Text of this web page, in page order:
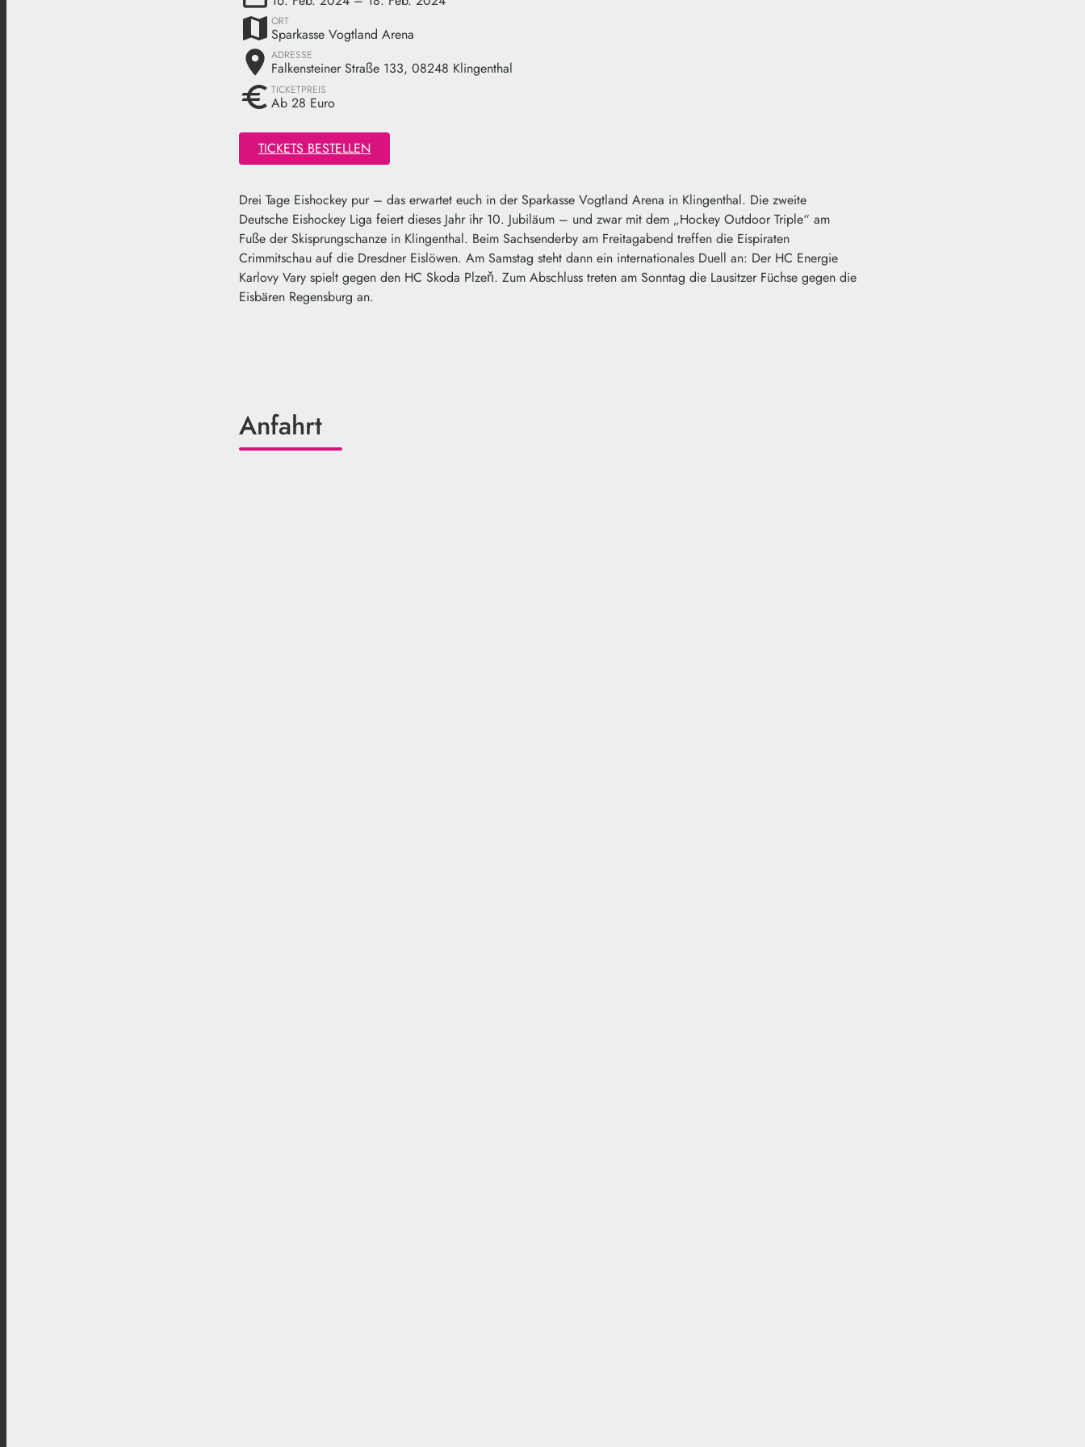
map ORT
Sparkasse Vogtland Arena
place ADRESSE
Falkensteiner Straße 133, 08248 Klingenthal
euro TICKETPREIS
Ab 28 Euro
TICKETS BESTELLEN
Drei Tage Eishockey pur – das erwartet euch in der Sparkasse Vogtland Arena in Klingenthal. Die zweite
Deutsche Eishockey Liga feiert dieses Jahr ihr 10. Jubiläum – und zwar mit dem „Hockey Outdoor Triple“ am
Fuße der Skisprungschanze in Klingenthal. Beim Sachsenderby am Freitagabend treffen die Eispiraten
Crimmitschau auf die Dresdner Eislöwen. Am Samstag steht dann ein internationales Duell an: Der HC Energie
Karlovy Vary spielt gegen den HC Skoda Plzeň. Zum Abschluss treten am Sonntag die Lausitzer Füchse gegen die
Eisbären Regensburg an.
Anfahrt